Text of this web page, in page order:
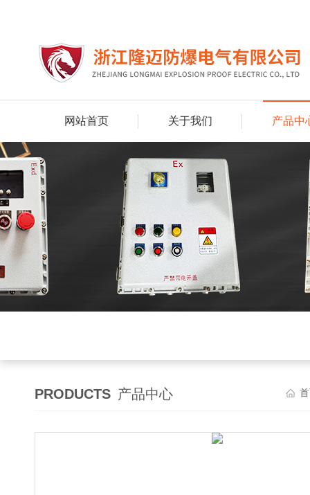
网站首页 关于我们 产品中
PRODUCTS 产品中心